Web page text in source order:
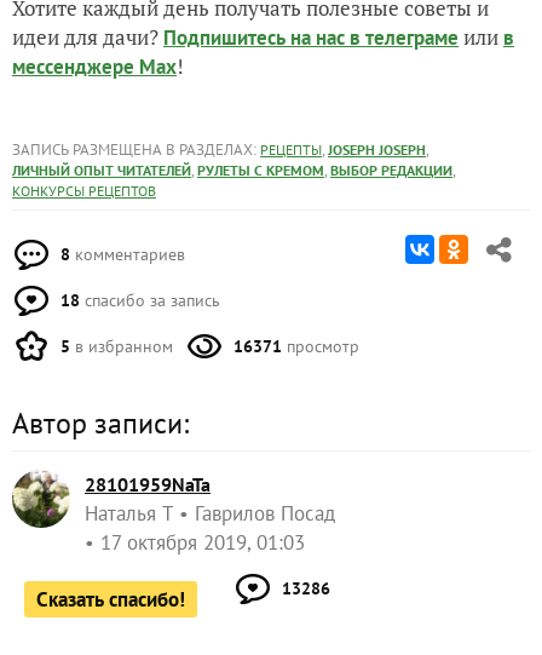
Хотите каждый день получать полезные советы и
идеи для дачи? Подпишитесь на нас в телеграме или в
мессенджере Max!
ЗАПИСЬ РАЗМЕЩЕНА В РАЗДЕЛАХ: РЕЦЕПТЫ, JOSEPH JOSEPH,
ЛИЧНЫЙ ОПЫТ ЧИТАТЕЛЕЙ, РУЛЕТЫ С КРЕМОМ, ВЫБОР РЕДАКЦИИ,
КОНКУРСЫ РЕЦЕПТОВ
8 комментариев
18 спасибо за запись
5 в избранном 16371 просмотр
Автор записи:
28101959NaTa
Наталья Т
Гаврилов Посад
17 октября 2019, 01:03
Сказать спасибо! 13286